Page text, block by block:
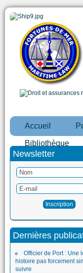
Accueil
Bibliothèque
Newsletter
Dernières
Officier de Port : Une
histoire pas forcement
suivre